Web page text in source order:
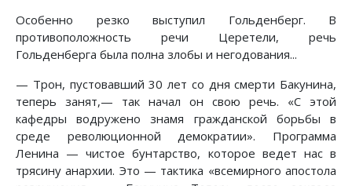
Особенно резко выступил Гольденберг. В
противоположность речи Церетели, речь
Гольденберга была полна злобы и негодования...
— Трон, пустовавший 30 лет со дня смерти Бакунина,
теперь занят,— так начал он свою речь. «С этой
кафедры водружено знамя гражданской борьбы в
среде революционной демократии». Программа
Ленина — чистое бунтарство, которое ведет нас в
трясину анархии. Это — тактика «всемирного апостола